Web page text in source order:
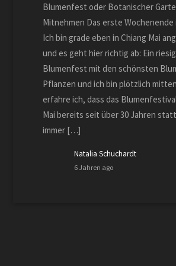
Blumenfest oder Botanischer
Mitnehmen Das erste Wochenende
Ich bin grade eben in Chiang Mai
und es geht hier richtig ab: Ein
Blumenfest mit den schönsten
Pflanzen und ich bin plötzlich
erfahre ich, dass das
Mai bereits seit über 30 Jahren
immer […]
Natalia Schuchardt
6 Jahren ago